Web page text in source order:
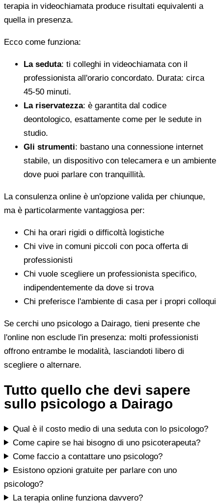
terapia in videochiamata produce risultati equivalenti a
quella in presenza.
Ecco come funziona:
La seduta: ti colleghi in videochiamata con il
professionista all'orario concordato. Durata: circa
45-50 minuti.
La riservatezza: è garantita dal codice
deontologico, esattamente come per le sedute in
studio.
Gli strumenti: bastano una connessione internet
stabile, un dispositivo con telecamera e un ambiente
dove puoi parlare con tranquillità.
La consulenza online è un'opzione valida per chiunque,
ma è particolarmente vantaggiosa per:
Chi ha orari rigidi o difficoltà logistiche
Chi vive in comuni piccoli con poca offerta di
professionisti
Chi vuole scegliere un professionista specifico,
indipendentemente da dove si trova
Chi preferisce l'ambiente di casa per i propri colloqui
Se cerchi uno psicologo a Dairago, tieni presente che
l'online non esclude l'in presenza: molti professionisti
offrono entrambe le modalità, lasciandoti libero di
scegliere o alternare.
Tutto quello che devi sapere
sullo psicologo a Dairago
Qual è il costo medio di una seduta con lo psicologo?
Come capire se hai bisogno di uno psicoterapeuta?
Come faccio a contattare uno psicologo?
Esistono opzioni gratuite per parlare con uno
psicologo?
La terapia online funziona davvero?